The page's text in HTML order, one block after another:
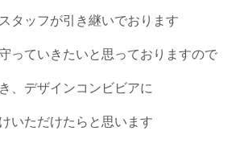
タッフが引き継いでおります
っていきたいと思っておりますので
、デザインコンビビアに
いただけたらと思います